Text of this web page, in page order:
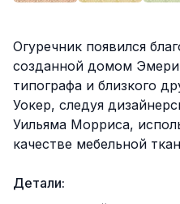
Описание
Огуречник появился
созданной домом Эмери
типографа и близкого
Уокер, следуя
Уильяма Морриса,
качестве мебельной
Детали: